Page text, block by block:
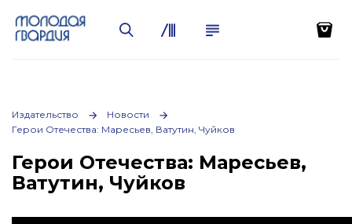
Издательство
Новости
Герои Отечества: Маресьев, Ватутин, Чуйков
Герои Отечества: Маресьев,
Ватутин, Чуйков